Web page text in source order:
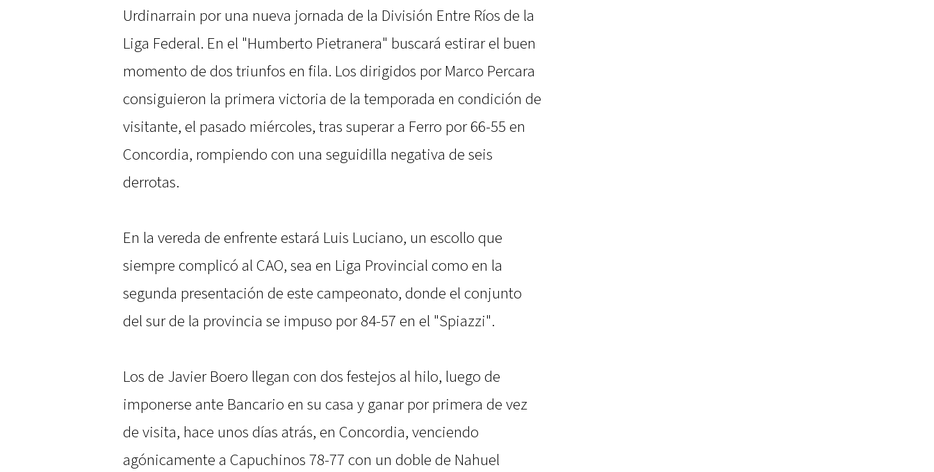
Urdinarrain por una nueva jornada de la División Entre Ríos de la
Liga Federal. En el "Humberto Pietranera" buscará estirar el buen
momento de dos triunfos en fila. Los dirigidos por Marco Percara
consiguieron la primera victoria de la temporada en condición de
visitante, el pasado miércoles, tras superar a Ferro por 66-55 en
Concordia, rompiendo con una seguidilla negativa de seis
derrotas.
En la vereda de enfrente estará Luis Luciano, un escollo que
siempre complicó al CAO, sea en Liga Provincial como en la
segunda presentación de este campeonato, donde el conjunto
del sur de la provincia se impuso por 84-57 en el "Spiazzi".
Los de Javier Boero llegan con dos festejos al hilo, luego de
imponerse ante Bancario en su casa y ganar por primera de vez
de visita, hace unos días atrás, en Concordia, venciendo
agónicamente a Capuchinos 78-77 con un doble de Nahuel